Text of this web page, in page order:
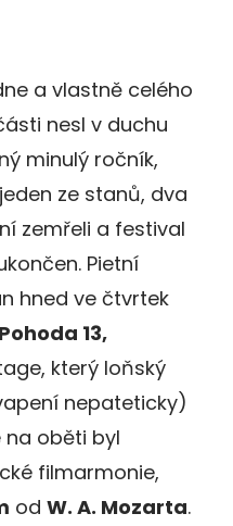
a vlastně celého
nesl v duchu
minulý ročník,
ze stanů, dva
zemřeli a festival
Pietní
hned ve čtvrtek
Pohoda 13,
který loňský
nepateticky)
na oběti byl
filmarmonie,
od W. A. Mozarta.